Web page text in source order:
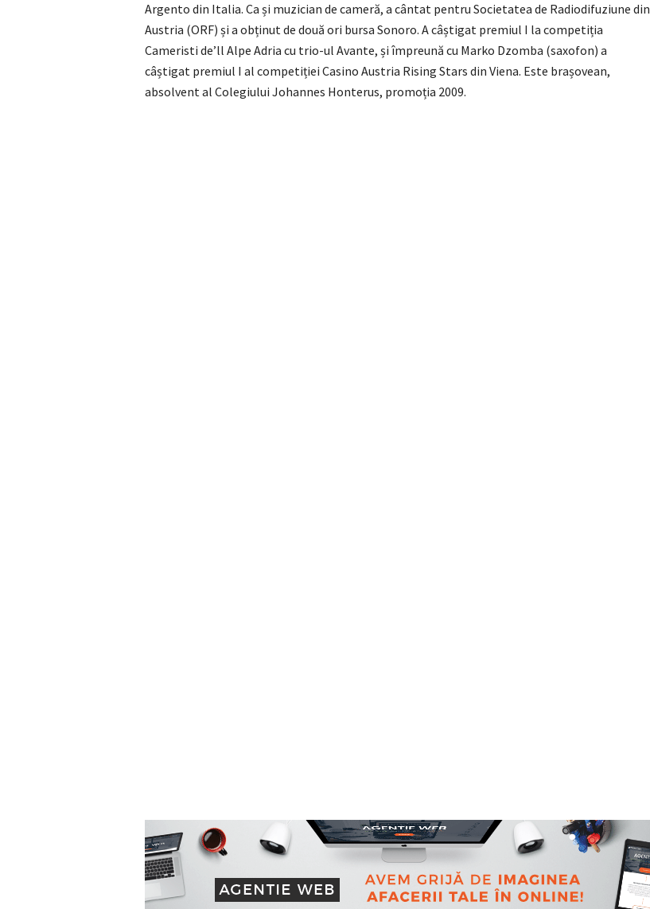
Argento din Italia. Ca și muzician de cameră, a cântat pentru Societatea de Radiodifuziune din
Austria (ORF) și a obținut de două ori bursa Sonoro. A câștigat premiul I la competiția
Cameristi de’ll Alpe Adria cu trio-ul Avante, și împreună cu Marko Dzomba (saxofon) a
câștigat premiul I al competiției Casino Austria Rising Stars din Viena. Este brașovean,
absolvent al Colegiului Johannes Honterus, promoția 2009.